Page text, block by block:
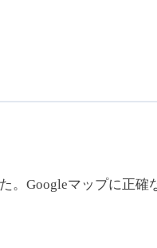
Googleマップに正確